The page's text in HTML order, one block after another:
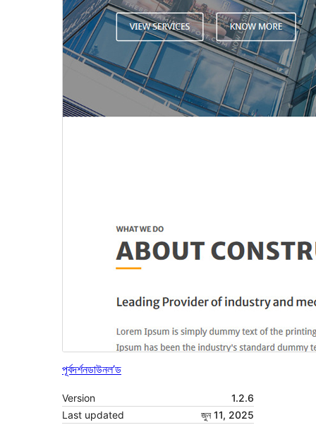
পূৰ্বদৰ্শনডাউনল’ড
Version
1.2.6
Last updated
জুন 11, 2025